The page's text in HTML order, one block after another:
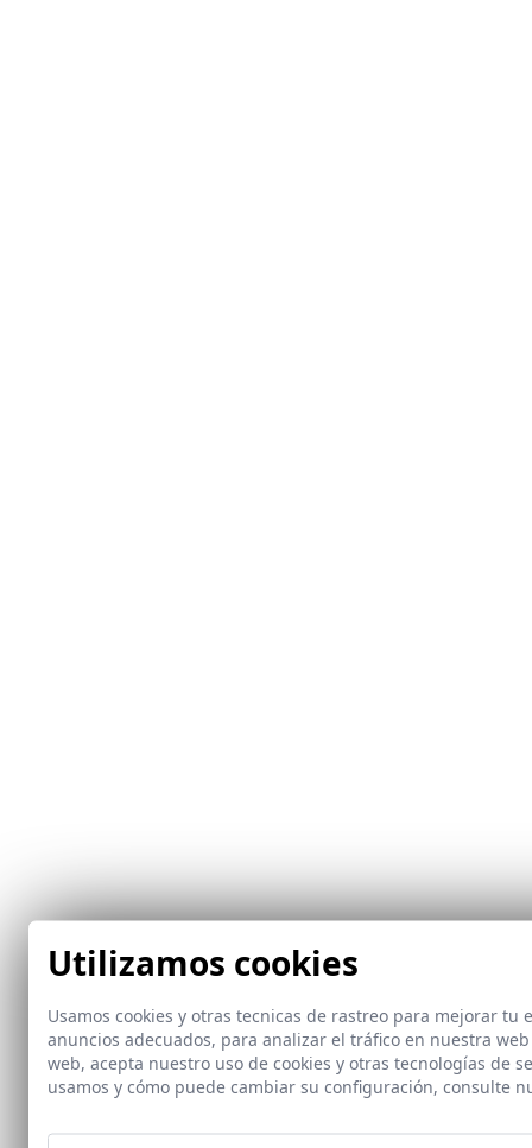
Utilizamos cookies
Usamos cookies y otras tecnicas de rastreo para mejorar
anuncios adecuados, para analizar el tráfico en nuestra
web, acepta nuestro uso de cookies y otras tecnologías de
usamos y cómo puede cambiar su configuración, consulte